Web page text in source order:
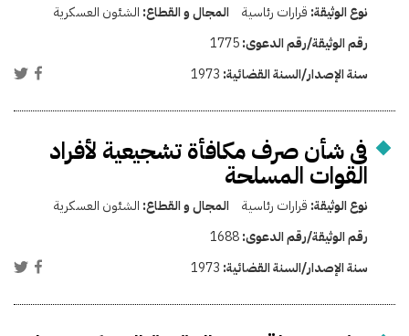
نوع الوثيقة: قرارات رئاسية المجال و القطاع: الشئون العسكرية
رقم الوثيقة/رقم الدعوى:1775
سنة الإصدار/السنة القضائية: 1973
فى شأن صرف مكافأة تشجيعية لأفراد
القوات المسلحة
نوع الوثيقة: قرارات رئاسية المجال و القطاع: الشئون العسكرية
رقم الوثيقة/رقم الدعوى:1688
سنة الإصدار/السنة القضائية: 1973